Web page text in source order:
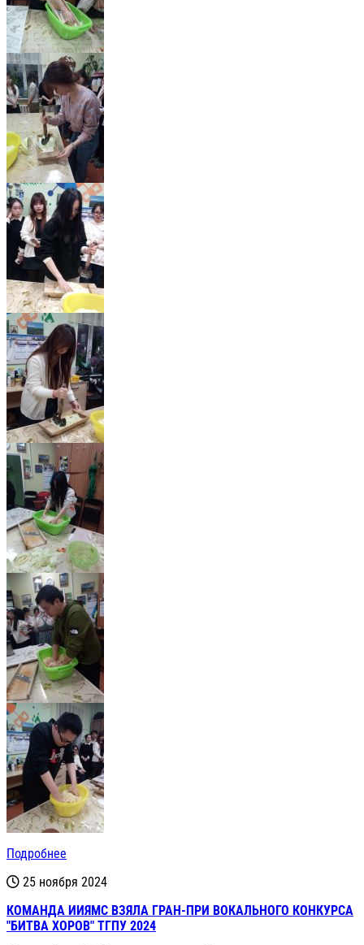
Подробнее
25 ноября 2024
КОМАНДА ИИЯМС ВЗЯЛА ГРАН-ПРИ ВОКАЛЬНОГО КОНКУРСА
"БИТВА ХОРОВ" ТГПУ 2024